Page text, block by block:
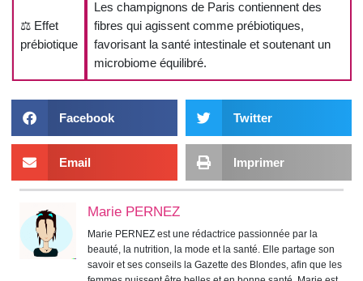
⚖️ Effet
prébiotique
Les champignons de Paris contiennent des
fibres qui agissent comme prébiotiques,
favorisant la santé intestinale et soutenant un
microbiome équilibré.
Facebook Twitter
Email Imprimer
Marie PERNEZ
Marie PERNEZ est une rédactrice passionnée par la
beauté, la nutrition, la mode et la santé. Elle partage son
savoir et ses conseils la Gazette des Blondes, afin que les